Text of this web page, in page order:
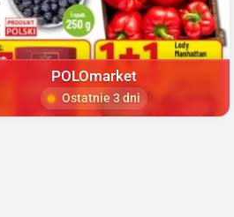
POLOmarket
Ostatnie 3 dni